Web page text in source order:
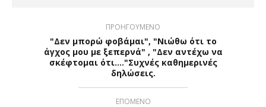
ΠΡΟΗΓΟΥΜΕΝΟ
"Δεν μπορώ φοβάμαι", "Νιώθω ότι το
άγχος μου με ξεπερνά" , "Δεν αντέχω να
σκέφτομαι ότι...."Συχνές καθημερινές
δηλώσεις.
ΕΠΟΜΕΝΟ